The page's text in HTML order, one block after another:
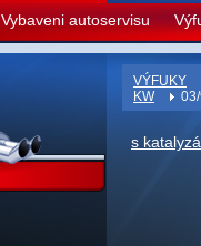
Vybaveni autoservisu
VÝFUKY
KW
s